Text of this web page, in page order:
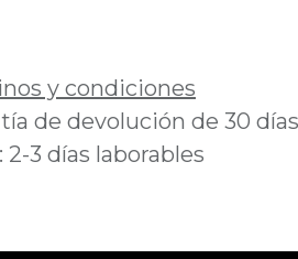
y condiciones
de devolución de 30 días
2-3 días laborables